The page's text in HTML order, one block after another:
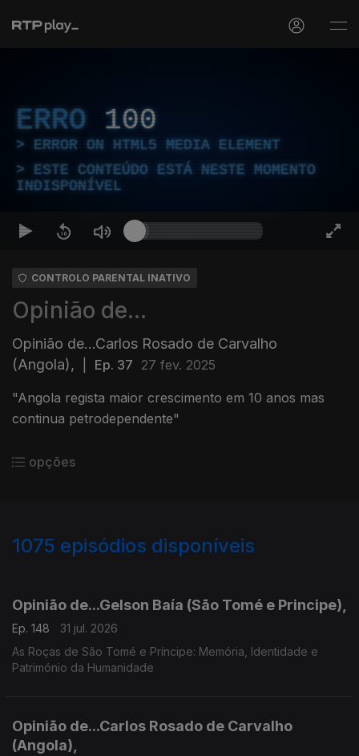
ERRO 100
ERROR ON HTML5 MEDIA ELEMENT
ESTE CONTEÚDO ESTÁ NESTE MOMENTO
INDISPONÍVEL
CONTROLO PARENTAL INATIVO
Opinião de...
Opinião de...Carlos Rosado de Carvalho
(Angola),
Ep. 37 27 fev. 2025
"Angola regista maior crescimento em 10 anos mas
continua petrodependente"
opções
1075 episódios disponíveis
Opinião de...Gelson Baía (São Tomé e Principe),
Ep. 148
31 jul. 2026
As Roças de São Tomé e Príncipe: Memória, Identidade e
Património da Humanidade
Opinião de...Carlos Rosado de Carvalho
(Angola),